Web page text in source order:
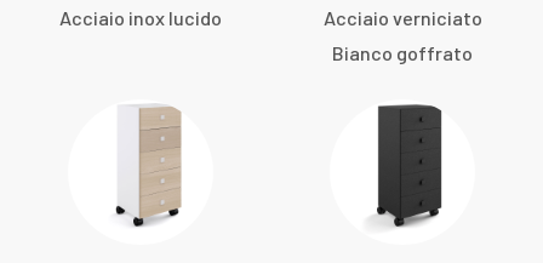
Acciaio inox lucido
Acciaio verniciato
Bianco goffrato